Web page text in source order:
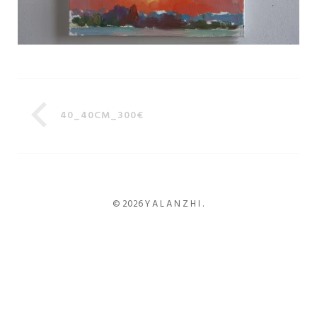
40_40CM_300€
© 2026 Y A L A N Z H I .